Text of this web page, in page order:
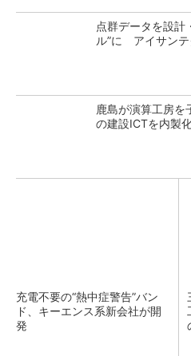
点群データを設計
ル”に アイサンテ
鹿島が演算工房
の建設ICTを内製
充電不要の“熱中症警告”バン
ド、キーエンス系新会社が開
発